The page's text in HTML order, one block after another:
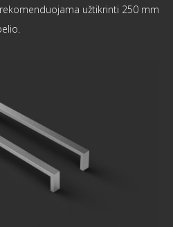
užtikrinti 250 mm